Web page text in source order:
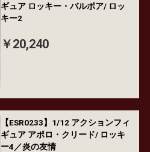
ギュア ロッキー・バルボア/ ロッ
キー2
￥20,240
【ESR0233】1/12 アクションフィ
ギュア アポロ・クリード/ ロッキ
ー4／炎の友情